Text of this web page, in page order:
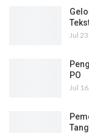
Jul
PO
Jul